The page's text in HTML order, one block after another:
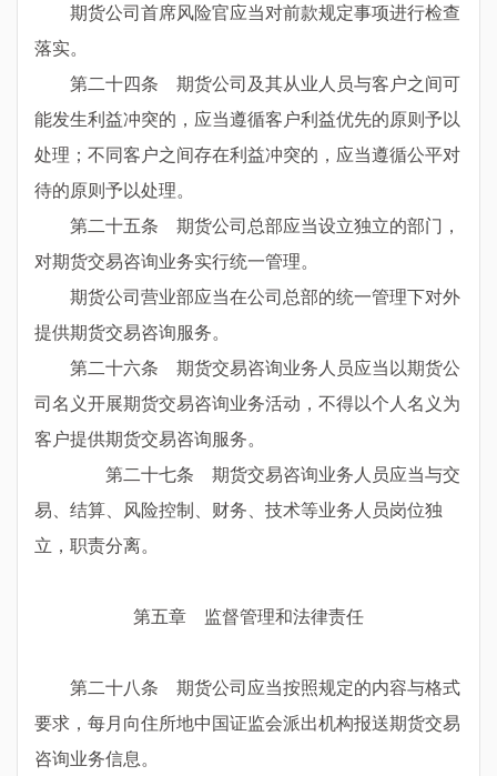
期货公司首席风险官应当对前款规定事项进行检查
落实。
第二十四条 期货公司及其从业人员与客户之间可
能发生利益冲突的，应当遵循客户利益优先的原则予以
处理；不同客户之间存在利益冲突的，应当遵循公平对
待的原则予以处理。
第二十五条 期货公司总部应当设立独立的部门，
对期货交易咨询业务实行统一管理。
期货公司营业部应当在公司总部的统一管理下对外
提供期货交易咨询服务。
第二十六条 期货交易咨询业务人员应当以期货公
司名义开展期货交易咨询业务活动，不得以个人名义为
客户提供期货交易咨询服务。
第二十七条 期货交易咨询业务人员应当与交
易、结算、风险控制、财务、技术等业务人员岗位独
立，职责分离。
第五章 监督管理和法律责任
第二十八条 期货公司应当按照规定的内容与格式
要求，每月向住所地中国证监会派出机构报送期货交易
咨询业务信息。